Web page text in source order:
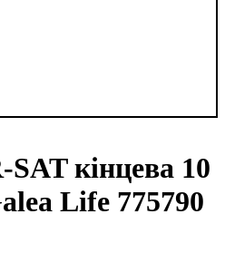
кінцева 10
Life 775790